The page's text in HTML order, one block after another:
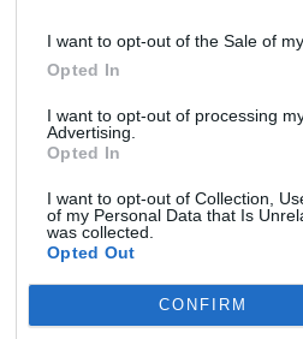
I want to opt-out of the Sale of
Opted In
I want to opt-out of processing
Advertising.
Opted In
I want to opt-out of Collection,
of my Personal Data that Is
was collected.
Opted Out
CONFIRM
Τσίπρας: «Ο κύκλος
Μητσοτάκη έχει κλείσει -
Κριτική δεν ασκούμε μόνο
πρωθυπουργοί της ΝΔ»